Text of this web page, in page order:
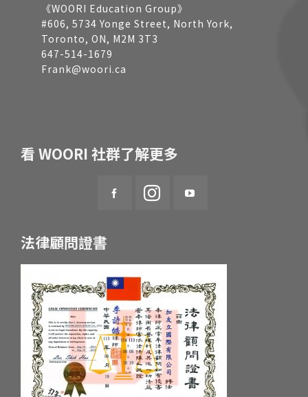
《WOORI Education Group》
#606, 5734 Yonge Street, North York,
Toronto, ON, M2M 3T3
647-514-1679
Frank@woori.ca
看 WOORI 社群了解更多
法律顧問證書